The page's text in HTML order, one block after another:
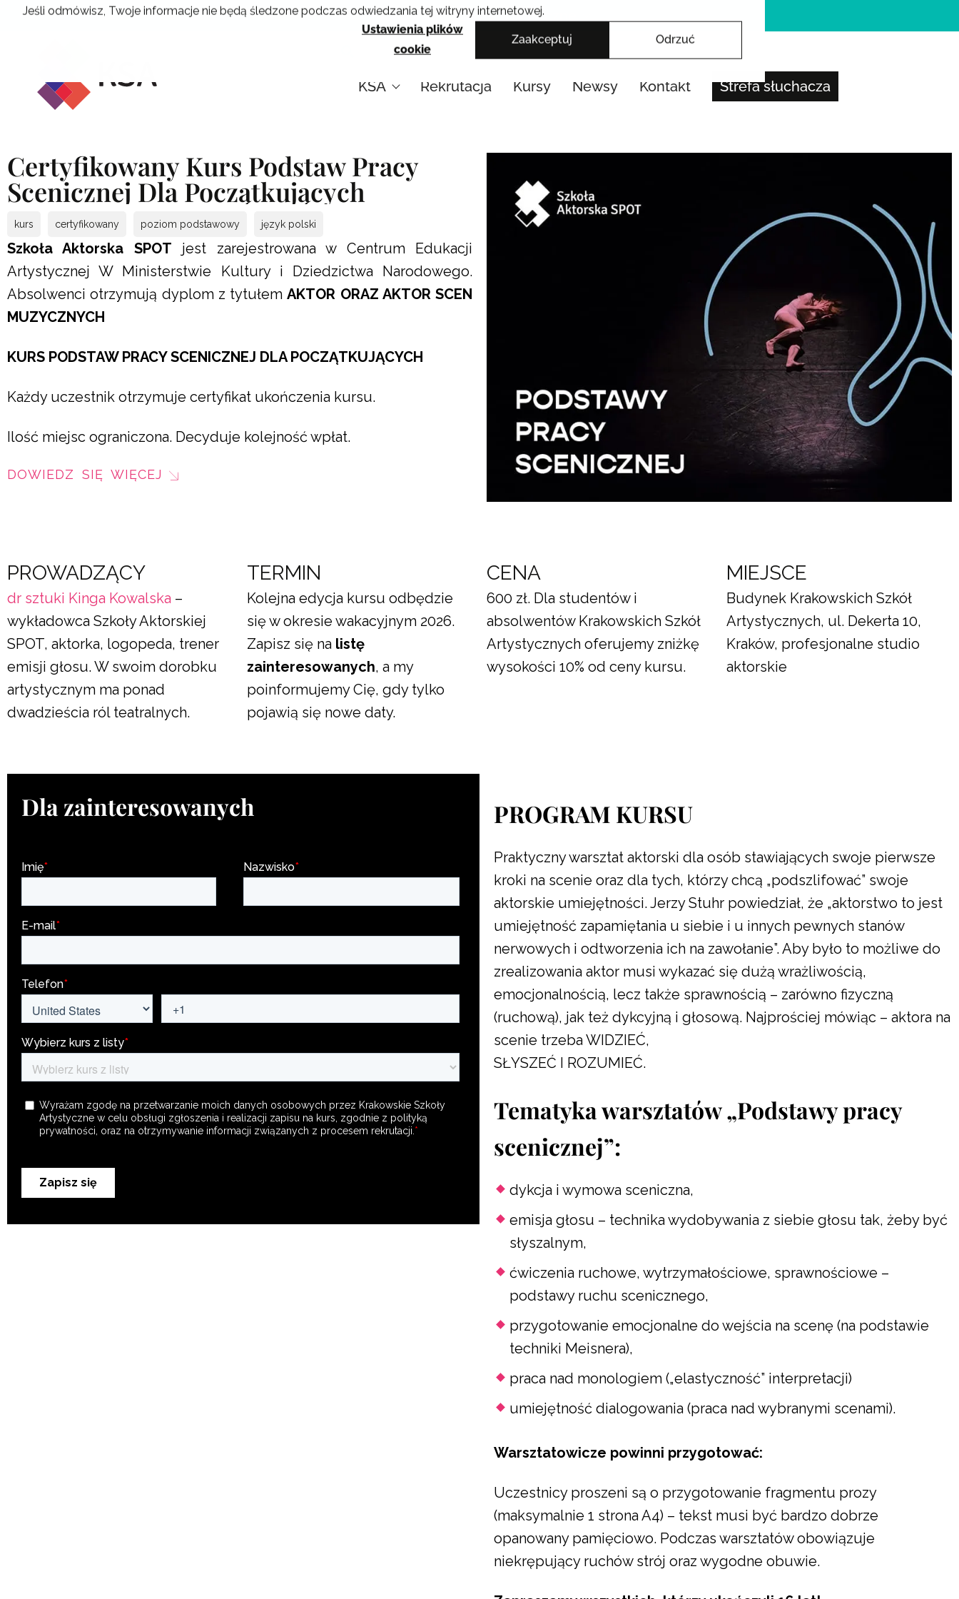
Jeśli odmówisz, Twoje informacje nie będą śledzone podczas odwiedzania tej witryny internetowej.
Ustawienia plików
cookie
Zaakceptuj Odrzuć
Przejdź
Krakowskie Szkoły Artystyczne
KSA Rekrutacja Kursy Newsy Kontakt Strefa słuchacza
Certyfikowany Kurs Podstaw Pracy
Scenicznej Dla Początkujących
kurs certyfikowany poziom podstawowy język polski
Szkoła Aktorska SPOT jest zarejestrowana w Centrum Edukacji
Artystycznej W Ministerstwie Kultury i Dziedzictwa Narodowego.
Absolwenci otrzymują dyplom z tytułemAKTOR ORAZ AKTOR SCEN
MUZYCZNYCH
KURS PODSTAW PRACY SCENICZNEJ DLA POCZĄTKUJĄCYCH
Każdy uczestnik otrzymuje certyfikat ukończenia kursu.
Ilość miejsc ograniczona. Decyduje kolejność wpłat.
DOWIEDZ SIĘ WIĘCEJ
PROWADZĄCY
dr sztuki Kinga Kowalska –
wykładowca Szkoły Aktorskiej
SPOT, aktorka, logopeda, trener
emisji głosu. W swoim dorobku
artystycznym ma ponad
dwadzieścia ról teatralnych.
TERMIN
Kolejna edycja kursu odbędzie
się w okresie wakacyjnym 2026.
Zapisz się na listę
zainteresowanych, a my
poinformujemy Cię, gdy tylko
pojawią się nowe daty.
CENA
600 zł. Dla studentów i
absolwentów Krakowskich Szkół
Artystycznych oferujemy zniżkę
wysokości 10% od ceny kursu.
MIEJSCE
Budynek Krakowskich Szkół
Artystycznych, ul. Dekerta 10,
Kraków, profesjonalne studio
aktorskie
Dla zainteresowanych PROGRAM KURSU
Praktyczny warsztat aktorski dla osób stawiających swoje pierwsze
kroki na scenie oraz dla tych, którzy chcą „podszlifować” swoje
aktorskie umiejętności. Jerzy Stuhr powiedział, że „aktorstwo to jest
umiejętność zapamiętania u siebie i u innych pewnych stanów
nerwowych i odtworzenia ich na zawołanie”. Aby było to możliwe do
zrealizowania aktor musi wykazać się dużą wrażliwością,
emocjonalnością, lecz także sprawnością – zarówno fizyczną
(ruchową), jak też dykcyjną i głosową. Najprościej mówiąc – aktora na
scenie trzeba WIDZIEĆ,
SŁYSZEĆ I ROZUMIEĆ.
Tematyka warsztatów „Podstawy pracy
scenicznej”:
dykcja i wymowa sceniczna,
emisja głosu – technika wydobywania z siebie głosu tak, żeby być
słyszalnym,
ćwiczenia ruchowe, wytrzymałościowe, sprawnościowe –
podstawy ruchu scenicznego,
przygotowanie emocjonalne do wejścia na scenę (na podstawie
techniki Meisnera),
praca nad monologiem („elastyczność” interpretacji)
umiejętność dialogowania (praca nad wybranymi scenami).
Warsztatowicze powinni przygotować:
Uczestnicy proszeni są o przygotowanie fragmentu prozy
(maksymalnie 1 strona A4) – tekst musi być bardzo dobrze
opanowany pamięciowo. Podczas warsztatów obowiązuje
niekrępujący ruchów strój oraz wygodne obuwie.